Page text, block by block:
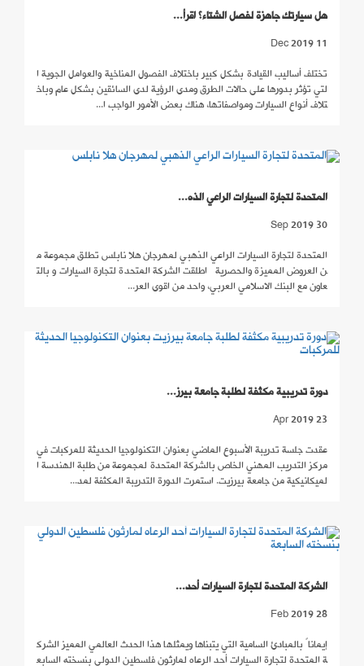
هل سيارتك جاهزة لفصل الشتاء؟ اقرأ...
11 Dec 2019
تختلف أساليب القيادة بشكل كبير باختلاف الفصول المناخية والعوامل الجوية ا
لتي تؤثر بدورها على حالات الطرق ومدى الرؤية لدى السائقين بشكل عام وباخ
تلاف أنواع السيارات ومواصفاتها، هناك بعض الأمور الواجب ا...
المتحدة لتجارة السيارات الراعي الذه...
30 Sep 2019
المتحدة لتجارة السيارات الراعي الذهبي لمهرجان هلا نابلس تطلق مجموعة م
ن العروض المميزة والحصرية اطلقت الشركة المتحدة لتجارة السيارات و بالت
عاون مع البنك الاسلامي العربي، واحد من اقوى العر...
دورة تدريبية مكثفة لطلبة جامعة بيرز...
23 Apr 2019
عقدت جلسة تدريبة الأسبوع الماضي بعنوان التكنولوجيا الحديثة للمركبات في
مركز التدريب المهني الخاص بالشركة المتحدة لمجموعة من طلبة الهندسة ا
لميكانيكية من جامعة بيرزيت. استمرت الدورة التدريبة المكثفة لمد...
الشركة المتحدة لتجارة السيارات أحد...
28 Feb 2019
إيماناً بالمبادئ السامية التي يتبناها ويمثلها هذا الحدث العالمي المميز الشرك
ة المتحدة لتجارة السيارات أحد الرعاه لمارثون فلسطين الدولي بنسخته السابع